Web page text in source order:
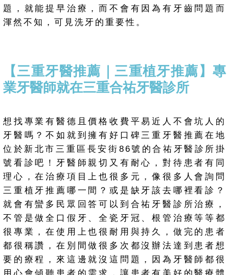
題，就能提早治療，而不會有因為有牙齒問題而
渾然不知，可見洗牙的重要性。
【三重牙醫推薦｜三重植牙推薦】專
業牙醫師就在三重合祐牙醫診所
想找專業有醫德且價格收費平易近人不會坑人的
牙醫嗎？不如就到擁有好口碑三重牙醫推薦在地
位於新北市三重區長安街86號的合祐牙醫診所掛
號看診吧！牙醫師親切又有耐心，對待患者有同
理心，在治療項目上也很多元，像很多人會詢問
三重植牙推薦哪一間？或是缺牙該去哪裡看診？
就會有蠻多民眾回答可以到合祐牙醫診所治療，
不管是做全口假牙、全瓷牙冠、根管治療等等都
很專業，在使用上也很耐用與持久，做完的患者
都很稱讚，在別間做很多次都沒辦法達到患者想
要的療程，來這邊就沒這問題，因為牙醫師都很
用心會傾聽患者的需求，讓患者有美好的醫療體